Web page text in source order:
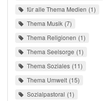
für alle Thema Medien 1
Thema Musik 7
Thema Religionen 1
Thema Seelsorge 1
Thema Soziales 11
Thema Umwelt 15
Sozialpastoral 1